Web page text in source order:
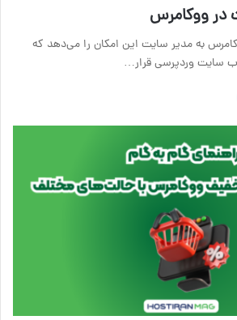
در ووکامرس
به مدیر سایت این امکان را می‌دهد که
سایت وردپرسی قرار…